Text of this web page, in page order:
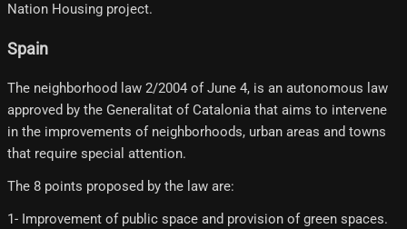
Nation Housing project.
Spain
The neighborhood law 2/2004 of June 4, is an autonomous law
approved by the Generalitat of Catalonia that aims to intervene
in the improvements of neighborhoods, urban areas and towns
that require special attention.
The 8 points proposed by the law are:
1- Improvement of public space and provision of green spaces.